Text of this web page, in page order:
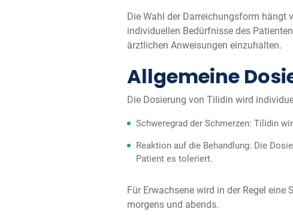
Die Wahl der Darreichungsform hängt
individuellen Bedürfnisse des
ärztlichen Anweisungen einzuhalten.
Allgemeine
Die Dosierung von Tilidin wird
Schweregrad der Schmerzen: Tilidin
Reaktion auf die Behandlung: Die
Patient es toleriert.
Für Erwachsene wird in der Regel
morgens und abends.